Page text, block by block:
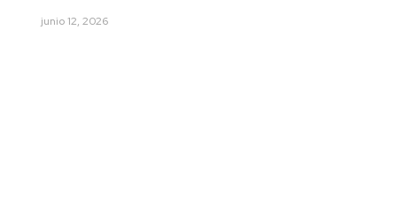
junio 12, 2026